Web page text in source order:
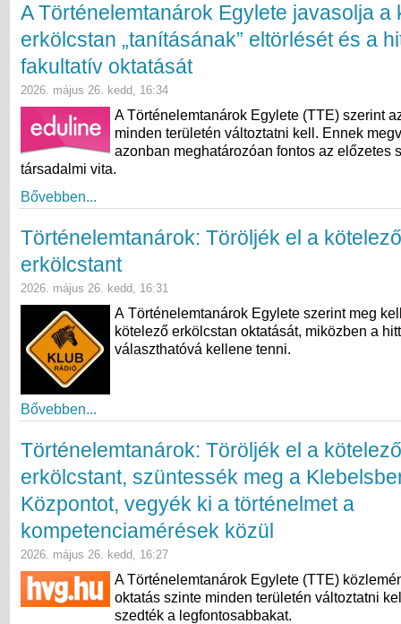
A Történelemtanárok Egylete javasolja a
erkölcstan „tanításának” eltörlését és a
fakultatív oktatását
2026. május 26. kedd, 16:34
A Történelemtanárok Egylete (TTE) szerint
minden területén változtatni kell. Ennek
azonban meghatározóan fontos az előzetes
társadalmi vita.
Bővebben...
Történelemtanárok: Töröljék el a kötelező
erkölcstant
2026. május 26. kedd, 16:31
A Történelemtanárok Egylete szerint meg
kötelező erkölcstan oktatását, miközben a
választhatóvá kellene tenni.
Bővebben...
Történelemtanárok: Töröljék el a kötelező
erkölcstant, szüntessék meg a
Központot, vegyék ki a történelmet a
kompetenciamérések közül
2026. május 26. kedd, 16:27
A Történelemtanárok Egylete (TTE)
oktatás szinte minden területén változtatni
szedték a legfontosabbakat.